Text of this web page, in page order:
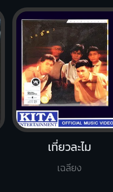
เที่ยวละไม
เฉลียง